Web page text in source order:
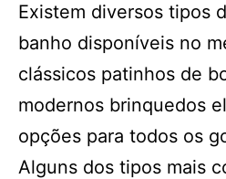
Existem diversos tipos
banho disponíveis no
clássicos patinhos de
modernos brinquedos
opções para todos os
Alguns dos tipos mais